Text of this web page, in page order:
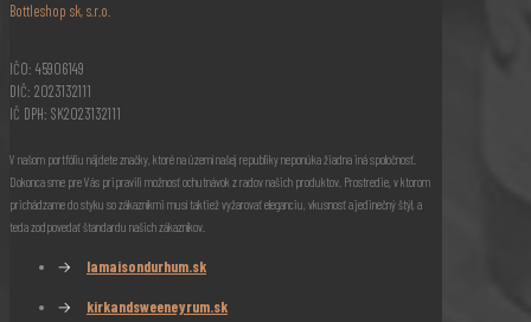
Bottleshop sk, s.r.o.
IČO: 45906149
DIČ: 2023132111
IČ DPH: SK2023132111
V našom portfóliu nájdete značky, ktoré na území našej republiky neponúka žiadna iná spoločnosť.
Dokonca sme pre Vás pripravili možnosť ochutnávok z radov našich produktov. Prostredie, v ktorom
prichádzame do styku so zákazníkmi musí taktiež vyžarovať eleganciu, vkusnosť a jedinečný štýl, a
teda zodpovedať štandardu našich zákazníkov.
→ lamaisondurhum.sk
→ kirkandsweeneyrum.sk